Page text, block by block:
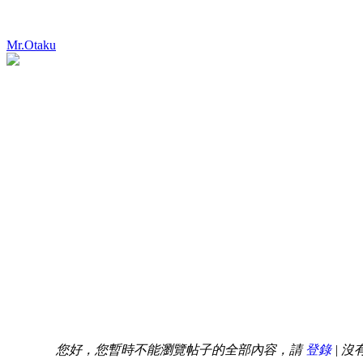
Mr.Otaku
您好，您暫時不能瀏覽帖子的全部內容，請登錄| 沒